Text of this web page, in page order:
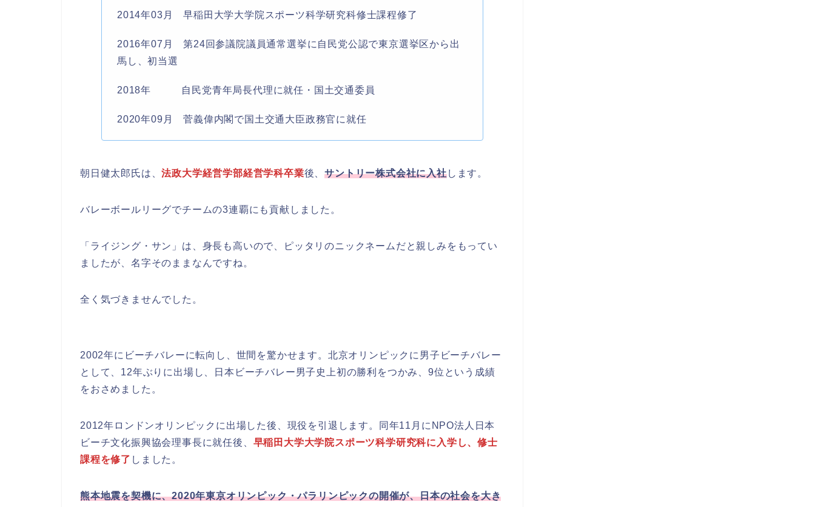
2014年03月 早稲田大学大学院スポーツ科学研究科修士課程修了
2016年07月 第24回参議院議員通常選挙に自民党公認で東京選挙区から出
馬し、初当選
2018年 自民党青年局長代理に就任・国土交通委員
2020年09月 菅義偉内閣で国土交通大臣政務官に就任
朝日健太郎氏は、法政大学経営学部経営学科卒業後、サントリー株式会社に入社します。
バレーボールリーグでチームの3連覇にも貢献しました。
「ライジング・サン」は、身長も高いので、ピッタリのニックネームだと親しみをもってい
ましたが、名字そのままなんですね。
全く気づきませんでした。
2002年にビーチバレーに転向し、世間を驚かせます。北京オリンピックに男子ビーチバレー
として、12年ぶりに出場し、日本ビーチバレー男子史上初の勝利をつかみ、9位という成績
をおさめました。
2012年ロンドンオリンピックに出場した後、現役を引退します。同年11月にNPO法人日本
ビーチ文化振興協会理事長に就任後、 早稲田大学大学院スポーツ科学研究科に入学し、修士
課程を修了 しました。
熊本地震を契機に、2020年東京オリンピック・パラリンピックの開催が、日本の社会を大き